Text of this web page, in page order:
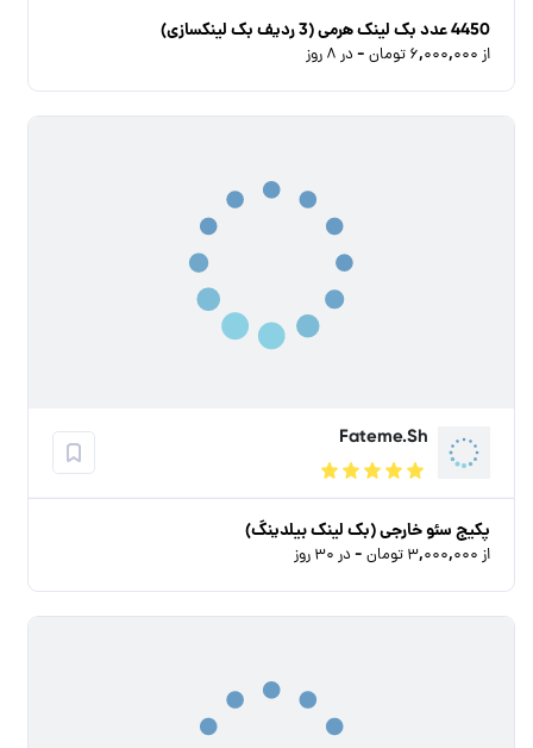
4450 عدد بک لینک هرمی (3 ردیف بک لینکسازی)
از ۶,۰۰۰,۰۰۰ تومان - در ۸ روز
Fateme.Sh
پکیج سئو خارجی (بک لینک بیلدینگ)
از ۳,۰۰۰,۰۰۰ تومان - در ۳۰ روز